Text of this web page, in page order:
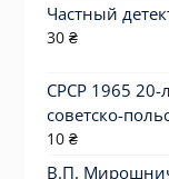
Частный
30 ₴
СРСР 1965 20-
советско-
10 ₴
В.П.